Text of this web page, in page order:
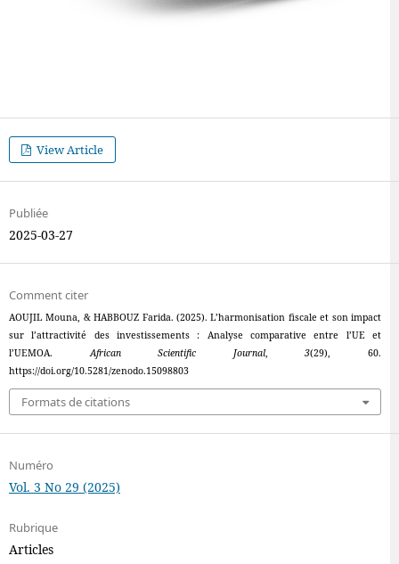
View Article
Publiée
2025-03-27
Comment citer
AOUJIL Mouna, & HABBOUZ Farida. (2025). L’harmonisation fiscale et son impact
sur l’attractivité des investissements : Analyse comparative entre l’UE et
l’UEMOA. African Scientific Journal,3(29), 60.
https://doi.org/10.5281/zenodo.15098803
Formats de citations
Numéro
Vol. 3 No 29 (2025)
Rubrique
Articles